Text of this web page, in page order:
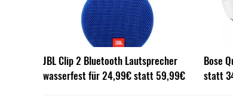
JBL Clip 2 Bluetooth Lautsprecher
wasserfest für 24,99€ statt 59,99€
Bose
statt